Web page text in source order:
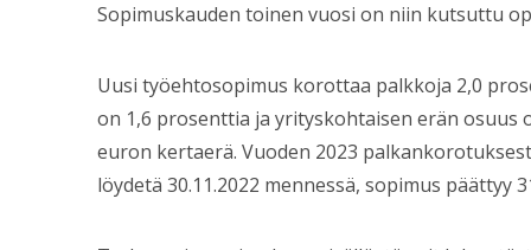
Sopimuskauden toinen vuosi on niin kutsuttu
Uusi työehtosopimus korottaa palkkoja 2,0
on 1,6 prosenttia ja yrityskohtaisen erän osuus
euron kertaerä. Vuoden 2023
löydetä 30.11.2022 mennessä, sopimus päättyy